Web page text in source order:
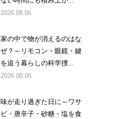
2026.08.06
家の中で物が消えるのはな
ぜ？～リモコン・眼鏡・鍵
を追う暮らしの科学捜...
2026.08.05
味が走り過ぎた日に～ワサ
ビ・唐辛子・砂糖・塩を食